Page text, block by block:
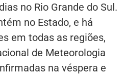
no Rio Grande do Sul.
no Estado, e há
em todas as regiões,
de Meteorologia
na véspera e